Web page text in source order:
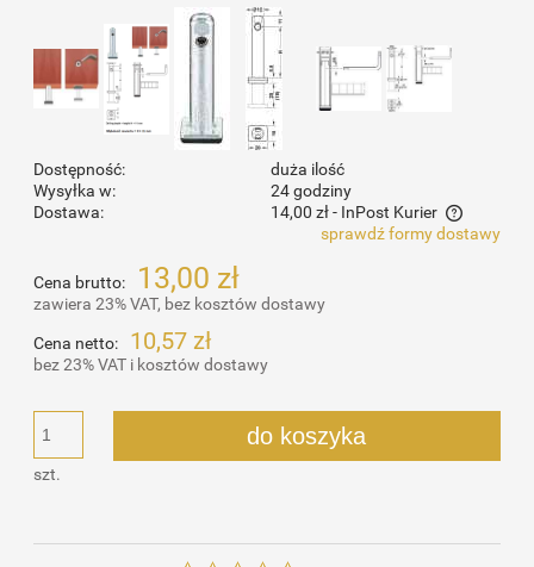
Dostępność:
duża ilość
Wysyłka w:
24 godziny
Dostawa:
14,00 zł- InPost Kurier
Cena nie zawiera ewentualnych kosztów płatnościsprawdź formy dostawy
Cena brutto: 13,00 zł
zawiera 23% VAT, bez kosztów dostawy
Cena netto: 10,57 zł
bez 23% VAT i kosztów dostawy
szt.
do koszyka